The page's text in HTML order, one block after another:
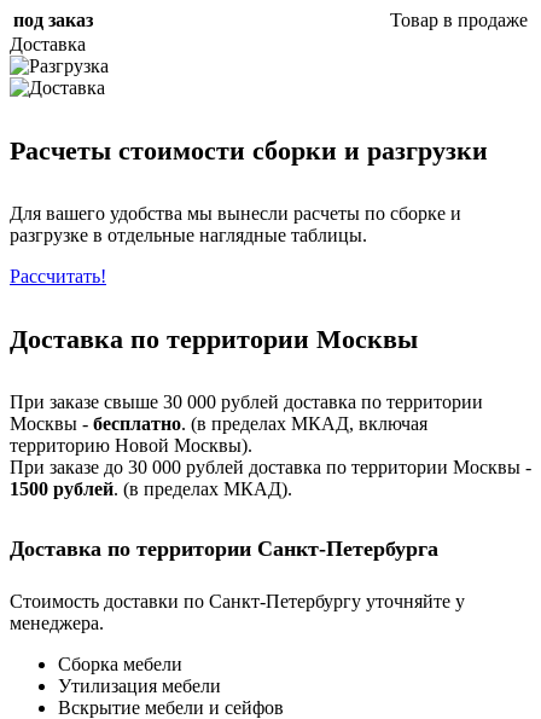
под заказ
Товар в продаже
Доставка
Расчеты стоимости сборки и разгрузки
Для вашего удобства мы вынесли расчеты по сборке и
разгрузке в отдельные наглядные таблицы.
Рассчитать!
Доставка по территории Москвы
При заказе свыше 30 000 рублей доставка по территории
Москвы - бесплатно. (в пределах МКАД, включая
территорию Новой Москвы).
При заказе до 30 000 рублей доставка по территории Москвы -
1500 рублей. (в пределах МКАД).
Доставка по территории Санкт-Петербурга
Стоимость доставки по Санкт-Петербургу уточняйте у
менеджера.
Сборка мебели
Утилизация мебели
Вскрытие мебели и сейфов